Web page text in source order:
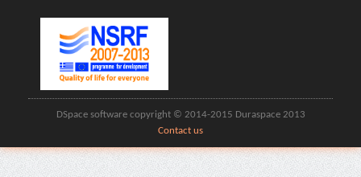
DSpace software copyright © 2014-2015 Duraspace 2013
Contact us